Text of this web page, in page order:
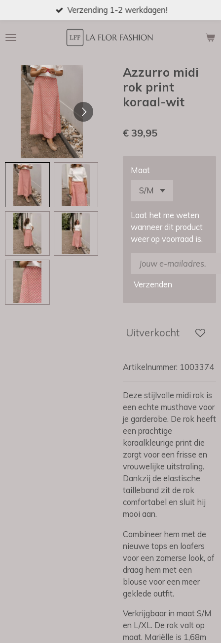
direct
naar
Verzending 1-2 werkdagen!
Azzurro midi
rok print
koraal-wit
€ 39,95
Maat
Laat het me weten
wanneer dit product
weer op voorraad is.
Verzenden
Uitverkocht
Artikelnummer: 1003374
Deze stijlvolle midi rok is
een echte musthave voor
je garderobe. De rok heeft
een prachtige
koraalkleurige print die
zorgt voor een frisse en
vrouwelijke uitstraling.
Dankzij de elastische
tailleband zit de rok
comfortabel en sluit hij
mooi aan.
Combineer hem met de
nieuwe tops en loafers
voor een zomerse look, of
draag hem met een
blouse voor een meer
geklede outfit.
Verkrijgbaar in maat S/M
en L/XL. De rok valt op
maat. Mariëlle is 1,68m